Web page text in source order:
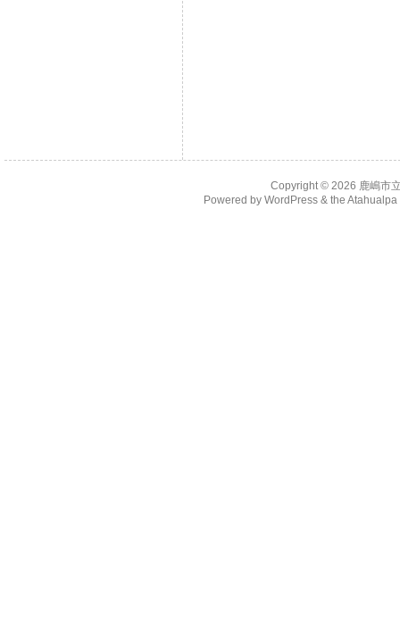
Copyright © 2026 鹿嶋市
Powered by WordPress& the Atahualpa